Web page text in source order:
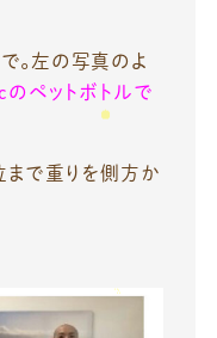
。左の写真のよ
ペットボトルで
まで重りを側方か